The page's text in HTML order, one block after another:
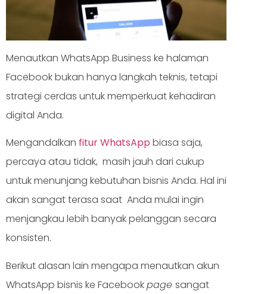
Menautkan WhatsApp Business ke halaman
Facebook bukan hanya langkah teknis, tetapi
strategi cerdas untuk memperkuat kehadiran
digital Anda.
Mengandalkan fitur WhatsApp biasa saja,
percaya atau tidak, masih jauh dari cukup
untuk menunjang kebutuhan bisnis Anda. Hal ini
akan sangat terasa saat Anda mulai ingin
menjangkau lebih banyak pelanggan secara
konsisten.
Berikut alasan lain mengapa menautkan akun
WhatsApp bisnis ke Facebookpage sangat